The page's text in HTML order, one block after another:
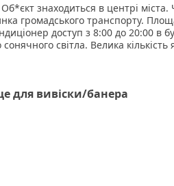
знаходиться в центрі міста.
громадського транспорту.
доступ з 8:00 до 20:00 в
світла. Велика кількість
для вивіски/банера